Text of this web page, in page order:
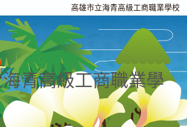
高雄市立海青高級工商職業學校
青高級工商職業學